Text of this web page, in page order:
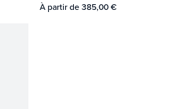
À partir de385,00 €